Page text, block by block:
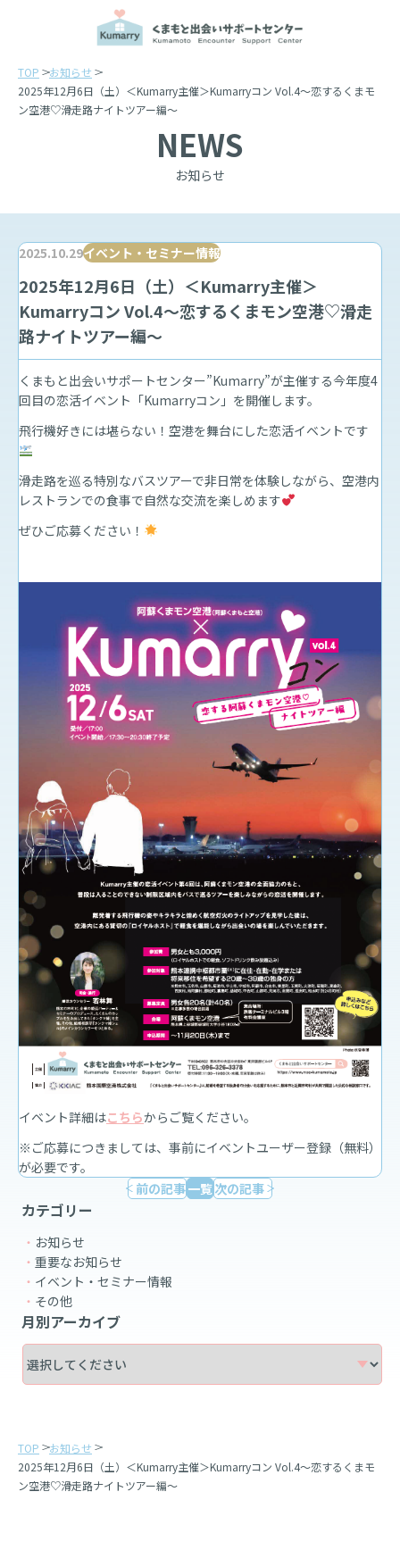
TOP
お知らせ
2025年12月6日（土）＜Kumarry主催＞Kumarryコン Vol.4～恋するくまモ
ン空港♡滑走路ナイトツアー編～
NEWS
お知らせ
2025.10.29イベント・セミナー情報
2025年12月6日（土）＜Kumarry主催＞
Kumarryコン Vol.4～恋するくまモン空港♡滑走
路ナイトツアー編～
くまもと出会いサポートセンター”Kumarry”が主催する今年度4
回目の恋活イベント「Kumarryコン」を開催します。
飛行機好きには堪らない！空港を舞台にした恋活イベントです
滑走路を巡る特別なバスツアーで非日常を体験しながら、空港内
レストランでの食事で自然な交流を楽しめます
ぜひご応募ください！
イベント詳細はこちらからご覧ください。
※ご応募につきましては、事前にイベントユーザー登録（無料）
が必要です。
前の記事一覧次の記事
カテゴリー
お知らせ
重要なお知らせ
イベント・セミナー情報
その他
月別アーカイブ
TOP
お知らせ
2025年12月6日（土）＜Kumarry主催＞Kumarryコン Vol.4～恋するくまモ
ン空港♡滑走路ナイトツアー編～